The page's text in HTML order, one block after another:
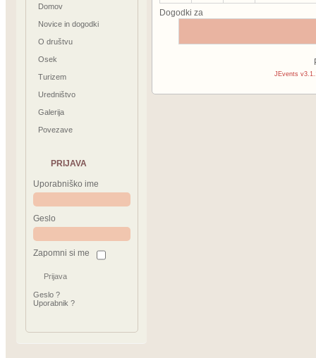
Domov
Novice in dogodki
O društvu
Osek
Turizem
Uredništvo
Galerija
Povezave
PRIJAVA
Uporabniško ime
Geslo
Zapomni si me
Geslo ?
Uporabnik ?
Dogodki za
JEvents